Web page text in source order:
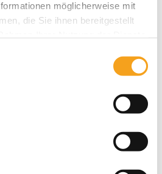
möglicherweise mit
die Sie ihnen bereitgestellt